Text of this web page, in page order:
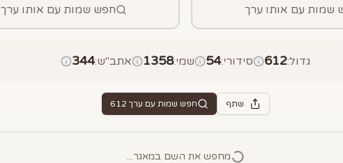
שמות עם אותו ערך חפש שמות עם אותו ערך
גדול:
612 סידורי:
54 שמי:
1358 אתב"ש:
344
שתף חפש שמות עם ערך 612
מחפש את השם במאגר...